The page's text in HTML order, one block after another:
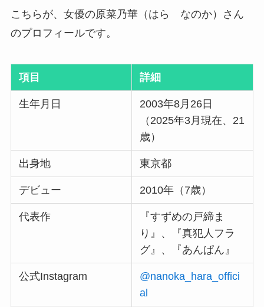
こちらが、女優の原菜乃華（はら なのか）さん
のプロフィールです。
項目 詳細
生年月日
2003年8月26日
（2025年3月現在、21
歳）
出身地 東京都
デビュー 2010年（7歳）
代表作
『すずめの戸締ま
り』、『真犯人フラ
グ』、『あんぱん』
公式Instagram
@nanoka_hara_offici
al